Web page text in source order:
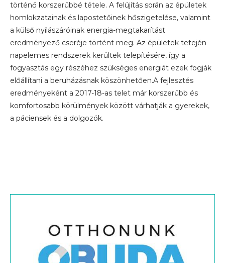
történő korszerűbbé tétele. A felújítás során az épületek
homlokzatainak és lapostetőinek hőszigetelése, valamint
a külső nyílászáróinak energia-megtakarítást
eredményező cseréje történt meg. Az épületek tetején
napelemes rendszerek kerültek telepítésére, így a
fogyasztás egy részéhez szükséges energiát ezek fogják
előállítani a beruházásnak köszönhetően.A fejlesztés
eredményeként a 2017-18-as telet már korszerűbb és
komfortosabb körülmények között várhatják a gyerekek,
a páciensek és a dolgozók.